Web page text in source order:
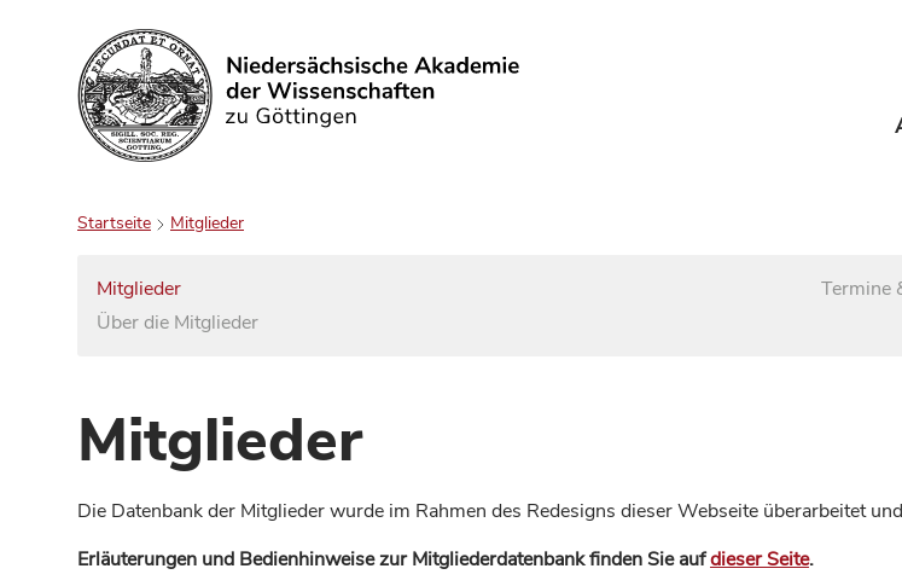
Suchen
Startseite Mitglieder
Mitglieder
Über die Mitglieder
Termine
Mitglieder
Die Datenbank der Mitglieder wurde im Rahmen des Redesigns dieser Webseite überarbeitet
Erläuterungen und Bedienhinweise zur Mitgliederdatenbank finden Sie aufdieser Seite.